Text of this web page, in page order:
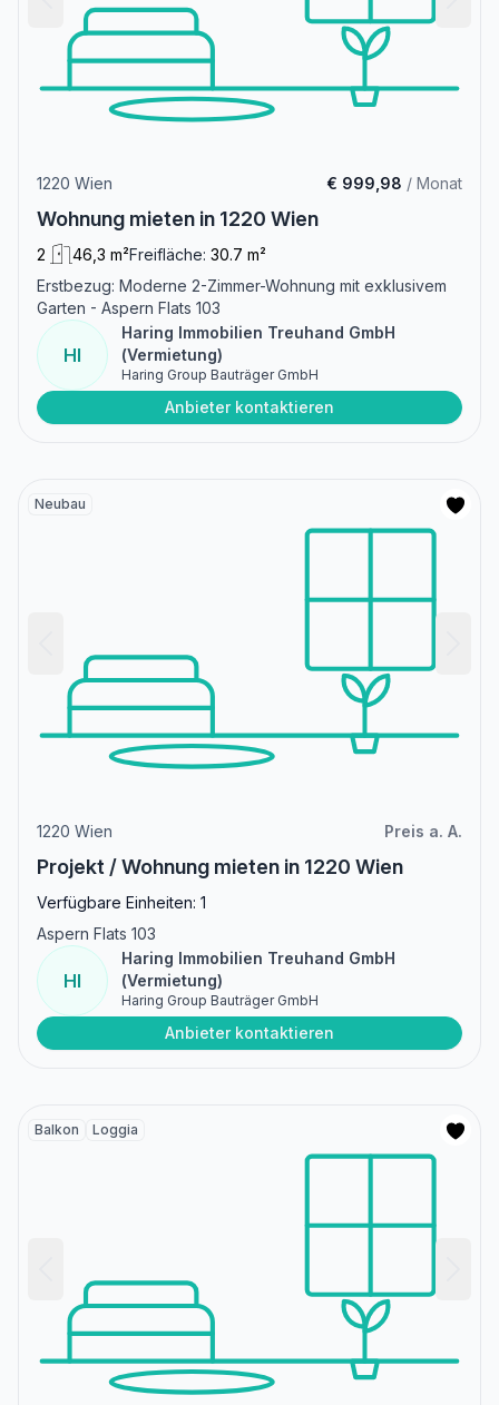
1220 Wien € 999,98 / Monat
Wohnung mieten in 1220 Wien
2 46,3 m²Freifläche: 30.7 m²
Erstbezug: Moderne 2-Zimmer-Wohnung mit exklusivem
Garten - Aspern Flats 103
HI
Haring Immobilien Treuhand GmbH
(Vermietung)
Haring Group Bauträger GmbH
Anbieter kontaktieren
Neubau
1220 Wien Preis a. A.
Projekt / Wohnung mieten in 1220 Wien
Verfügbare Einheiten: 1
Aspern Flats 103
HI
Haring Immobilien Treuhand GmbH
(Vermietung)
Haring Group Bauträger GmbH
Anbieter kontaktieren
Balkon Loggia